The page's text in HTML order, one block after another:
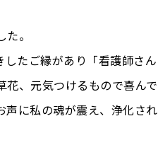
。
たご縁があり「看護師さん
、元気つけるもので喜んで
声に私の魂が震え、浄化され